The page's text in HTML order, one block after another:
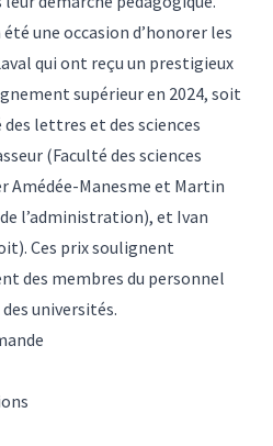
une occasion d’honorer les
qui ont reçu un prestigieux
supérieur en 2024, soit
lettres et des sciences
(Faculté des sciences
Amédée-Manesme et Martin
l’administration), et Ivan
Ces prix soulignent
des membres du personnel
universités.